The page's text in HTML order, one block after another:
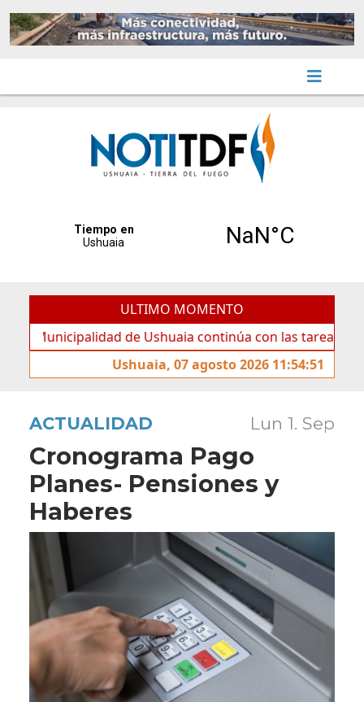
ULTIMO MOMENTO
de Ushuaia continúa con las tareas de
Ushuaia, 07 agosto 2026 11:54:51
ACTUALIDAD Lun 1. Sep
Cronograma Pago
Planes- Pensiones y
Haberes